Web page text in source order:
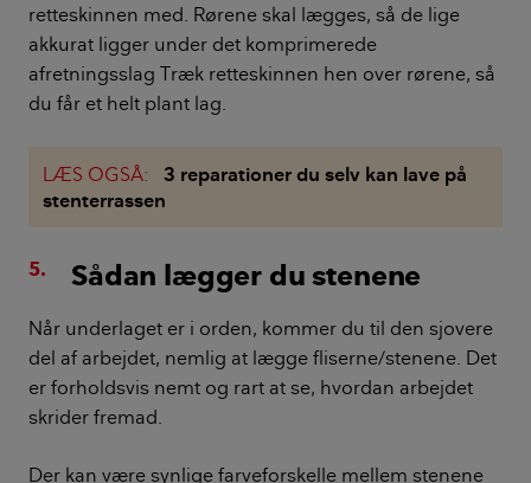
retteskinnen med. Rørene skal lægges, så de lige
akkurat ligger under det komprimerede
afretningsslag Træk retteskinnen hen over rørene, så
du får et helt plant lag.
LÆS OGSÅ:
3 reparationer du selv kan lave på
stenterrassen
Sådan lægger du stenene
Når underlaget er i orden, kommer du til den sjovere
del af arbejdet, nemlig at lægge fliserne/stenene. Det
er forholdsvis nemt og rart at se, hvordan arbejdet
skrider fremad.
Der kan være synlige farveforskelle mellem stenene